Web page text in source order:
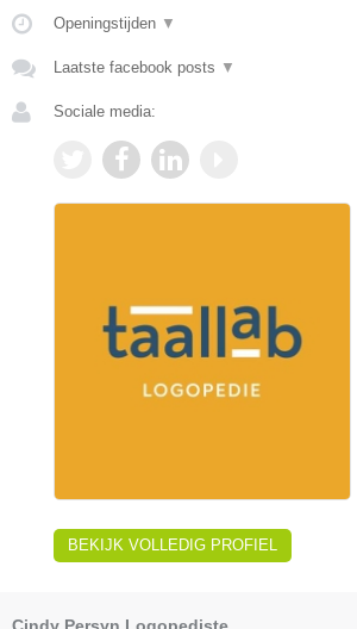
Openingstijden ▼
Laatste facebook posts ▼
Sociale media:
BEKIJK VOLLEDIG PROFIEL
Cindy Persyn Logopediste